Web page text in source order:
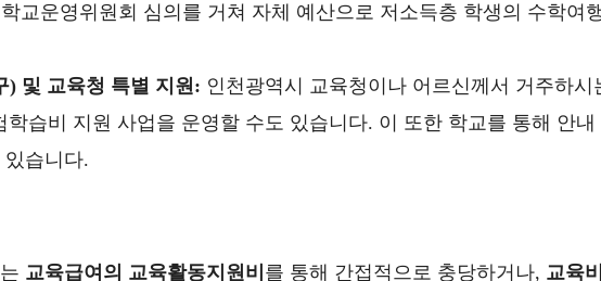
교운영위원회 심의를 거쳐 자체 예산으로 저소득층 학생의 수학여
) 및 교육청 특별 지원: 인천광역시 교육청이나 어르신께서 거주하시
습비 지원 사업을 운영할 수도 있습니다. 이 또한 학교를 통해 안내
습니다.
교육급여의 교육활동지원비 를 통해 간접적으로 충당하거나, 교육